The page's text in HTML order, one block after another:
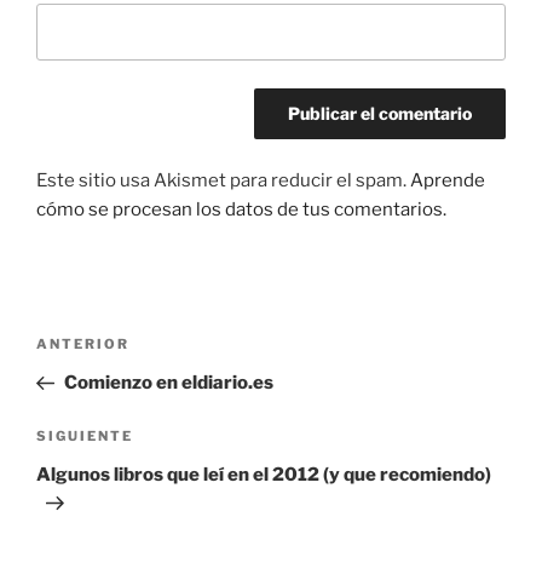
Este sitio usa Akismet para reducir el spam.Aprende
cómo se procesan los datos de tus comentarios.
Navegación
entradas
Entrada
anterior:
ANTERIOR
Comienzo en eldiario.es
Siguiente
entrada
SIGUIENTE
Algunos libros que leí en el 2012 (y que recomiendo)